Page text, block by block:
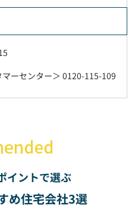
ーセンター＞ 0120-115-109
イントで選ぶ
め住宅会社3選